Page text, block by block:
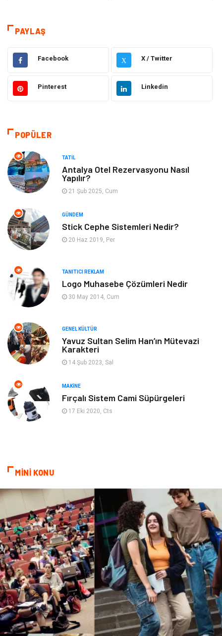
Sağlık
Eğitim Hukuk
Otomotiv Elektrik & Elektronik
Giyim
Makine
Tatil
Emlak
Gayrimenkul Moda
Bilgisayar & Yazılım Müzik
Mobilya
Ev İşleri
Aksesuar
Gençlik Eğlence
İnternet
Tarım & Hayvancılık Cam
Şile bezi Restaurant
PAYLAŞ
Facebook X X / Twitter
Pinterest Linkedin
POPÜLER
TATIL
Antalya Otel Rezervasyonu Nasıl
Yapılır?
21 Şub 2025, Cum
GÜNDEM
Stick Cephe Sistemleri Nedir?
20 Haz 2019, Per
TANITICI REKLAM
Logo Muhasebe Çözümleri Nedir
30 May 2014, Cum
GENEL KÜLTÜR
Yavuz Sultan Selim Han’ın Mütevazi
Karakteri
14 Şub 2023, Sal
MAKINE
Fırçalı Sistem Cami Süpürgeleri
17 Eki 2020, Cts
MİNİ KONU